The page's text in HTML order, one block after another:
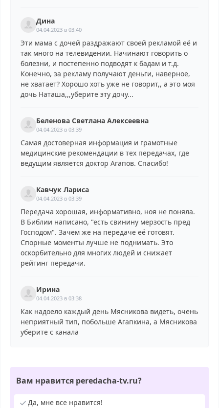
Дина
04.04.2023 в 03:40
Эти мама с дочей раздражают своей рекламой её и
так много на телевидении. Начинают говорить о
болезни, и постепенно подводят к бадам и т.д.
Конечно, за рекламу получают деньги, наверное,
не хватает? Хорошо хоть уже не говорит,, а это моя
дочь Наташа,,,уберите эту дочу...
Беленова Светлана Алексеевна
04.04.2023 в 03:39
Самая достоверная информация и грамотные
медицинские рекомендации в тех передачах, где
ведущим является доктор Агапов. Спасибо!
Кавчук Лариса
04.04.2023 в 03:39
Передача хорошая, информативно, ноя не поняла.
В Библии написано, "есть свинину мерзость пред
Господом". Зачем же на передаче её готовят.
Спорные моменты лучше не поднимать. Это
оскорбительно для многих людей и снижает
рейтинг передачи.
Ирина
04.04.2023 в 03:38
Как надоело каждый день Мясникова видеть, очень
неприятный тип, побольше Агапкина, а Мясникова
уберите с канала
Вам нравится peredacha-tv.ru?
Да, мне все нравится!